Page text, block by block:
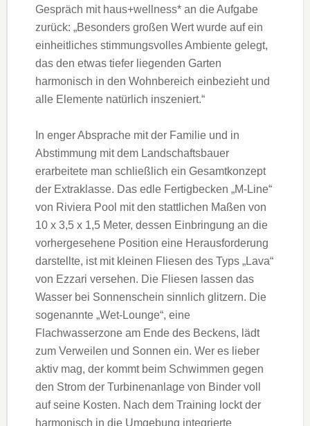
Gespräch mit haus+wellness* an die Aufgabe
zurück: „Besonders großen Wert wurde auf ein
einheitliches stimmungsvolles Ambiente gelegt,
das den etwas tiefer liegenden Garten
harmonisch in den Wohnbereich einbezieht und
alle Elemente natürlich inszeniert.“
In enger Absprache mit der Familie und in
Abstimmung mit dem Landschaftsbauer
erarbeitete man schließlich ein Gesamtkonzept
der Extraklasse. Das edle Fertigbecken „M-Line“
von Riviera Pool mit den stattlichen Maßen von
10 x 3,5 x 1,5 Meter, dessen Einbringung an die
vorhergesehene Position eine Herausforderung
darstellte, ist mit kleinen Fliesen des Typs „Lava“
von Ezzari versehen. Die Fliesen lassen das
Wasser bei Sonnenschein sinnlich glitzern. Die
sogenannte „Wet-Lounge“, eine
Flachwasserzone am Ende des Beckens, lädt
zum Verweilen und Sonnen ein. Wer es lieber
aktiv mag, der kommt beim Schwimmen gegen
den Strom der Turbinenanlage von Binder voll
auf seine Kosten. Nach dem Training lockt der
harmonisch in die Umgebung integrierte